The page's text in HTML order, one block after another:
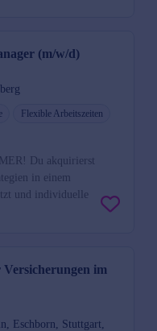
(m/w/d)
Flexible Arbeitszeiten
Du akquirierst
in einem
und individuelle
im
Eschborn, Stuttgart,